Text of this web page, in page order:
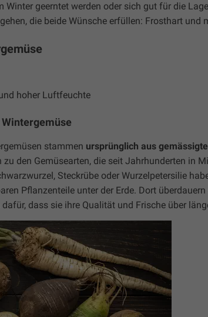
Winter geerntet werden oder sich gut für die
die beide Wünsche erfüllen: Frosthart
hoher Luftfeuchte
stammen ursprünglich aus
den Gemüsearten, die seit Jahrhunderten in
Steckrübe oder Wurzelpetersilie
Pflanzenteile unter der Erde. Dort
dass sie ihre Qualität und Frische über